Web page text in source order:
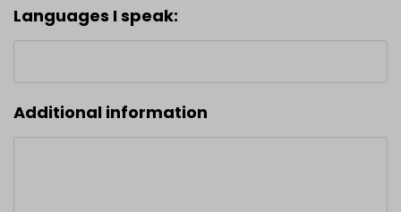
Languages I speak:
Additional information